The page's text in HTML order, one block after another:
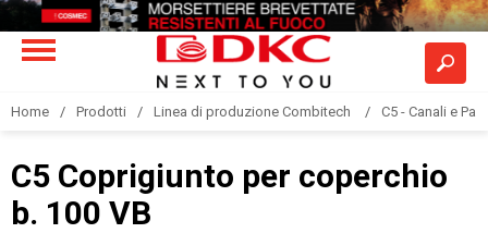
Home Prodotti Linea di produzione Combitech C5 - Canali e
C5 Coprigiunto per coperchio
b. 100 VB